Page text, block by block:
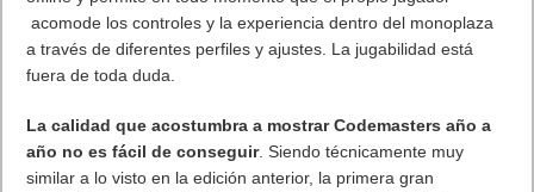
acomode los controles y la experiencia dentro del monoplaza
a través de diferentes perfiles y ajustes. La jugabilidad está
fuera de toda duda.
La calidad que acostumbra a mostrar Codemasters año a
año no es fácil de conseguir. Siendo técnicamente muy
similar a lo visto en la edición anterior, la primera gran